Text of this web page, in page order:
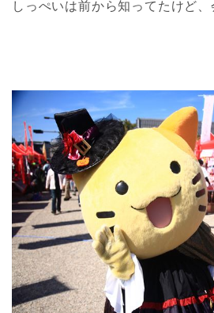
しっぺいは前から知ってたけど、